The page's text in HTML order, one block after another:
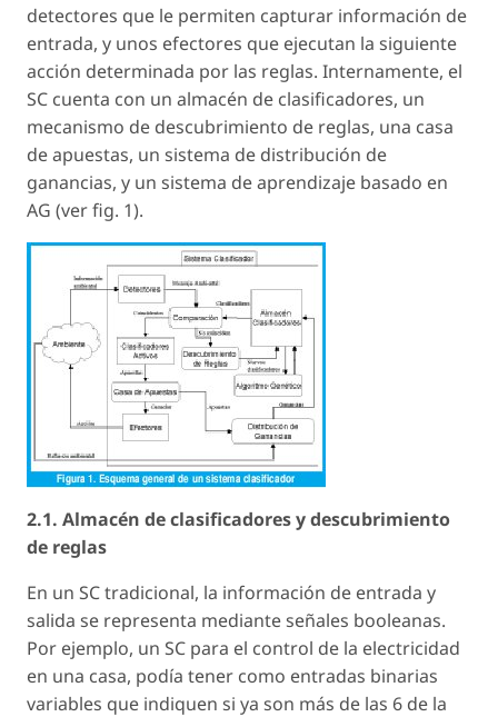
detectores que le permiten capturar información de
entrada, y unos efectores que ejecutan la siguiente
acción determinada por las reglas. Internamente, el
SC cuenta con un almacén de clasificadores, un
mecanismo de descubrimiento de reglas, una casa
de apuestas, un sistema de distribución de
ganancias, y un sistema de aprendizaje basado en
AG (ver fig. 1).
2.1. Almacén de clasificadores y descubrimiento
de reglas
En un SC tradicional, la información de entrada y
salida se representa mediante señales booleanas.
Por ejemplo, un SC para el control de la electricidad
en una casa, podía tener como entradas binarias
variables que indiquen si ya son más de las 6 de la